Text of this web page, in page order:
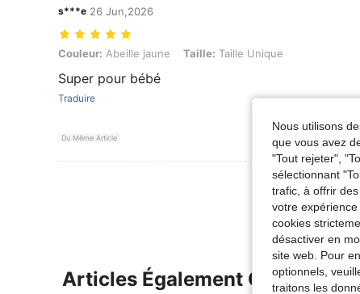
s***e 26 Jun,2026
Couleur: Abeille jaune, Taille: Taille Unique
Couleur: Abeille jaune Taille: Taille Unique
Super pour bébé
Traduire
Du Même Article
Voir Plus
Articles Également Consultés
Nous utilisons
que vous avez
"Tout rejeter",
sélectionnant
trafic, à offrir
votre
cookies
désactiver en
site web. Pour
optionnels,
traitons les